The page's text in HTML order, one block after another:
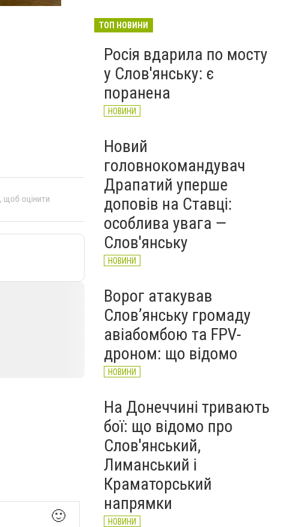
, щоб оцінити
🙂
великої війни: 6 серпня
ТОП НОВИНИ
Росія вдарила по мосту
у Слов'янську: є
поранена
НОВИНИ
Новий
головнокомандувач
Драпатий уперше
доповів на Ставці:
особлива увага —
Слов'янську
НОВИНИ
Ворог атакував
Слов’янську громаду
авіабомбою та FPV-
дроном: що відомо
НОВИНИ
На Донеччині тривають
бої: що відомо про
Слов'янський,
Лиманський і
Краматорський
напрямки
НОВИНИ